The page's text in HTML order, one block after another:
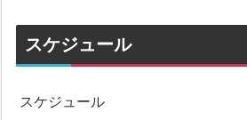
スケジュール
スケジュール